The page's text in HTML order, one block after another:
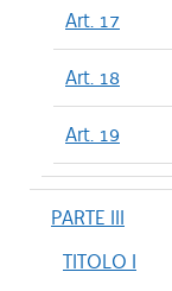
Art. 17
Art. 18
Art. 19
PARTE III
TITOLO I